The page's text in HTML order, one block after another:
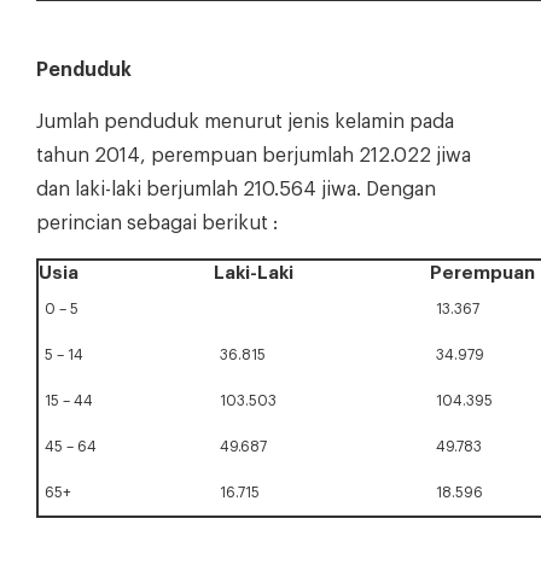
Penduduk
Jumlah penduduk menurut jenis kelamin pada
tahun 2014, perempuan berjumlah 212.022 jiwa
dan laki-laki berjumlah 210.564 jiwa. Dengan
perincian sebagai berikut :
Usia Laki-Laki Perempuan
0 – 5 13.367
5 – 14 36.815 34.979
15 – 44 103.503 104.395
45 – 64 49.687 49.783
65+ 16.715 18.596